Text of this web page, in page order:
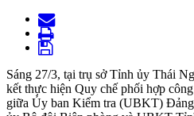
Sáng 27/3, tại trụ sở Tỉnh ủy Thái
kết thực hiện Quy chế phối hợp
giữa Ủy ban Kiểm tra (UBKT)